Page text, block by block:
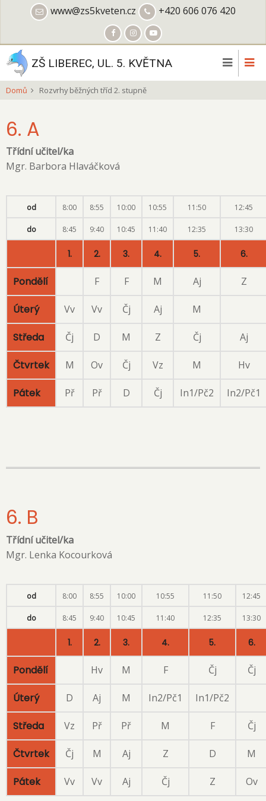
obsahu
www@zs5kveten.cz +420 606 076 420
ZŠ LIBEREC, UL. 5. KVĚTNA
Domů Rozvrhy běžných tříd 2. stupně
6. A
Třídní učitel/ka
Mgr. Barbora Hlaváčková
od 8:00 8:55 10:00 10:55 11:50 12:45
do 8:45 9:40 10:45 11:40 12:35 13:30
1. 2. 3. 4. 5. 6.
Pondělí F F M Aj Z
Úterý Vv Vv Čj Aj M
Středa Čj D M Z Čj Aj
Čtvrtek M Ov Čj Vz M Hv
Pátek Př Př D Čj In1/Pč2 In2/Pč1
6. B
Třídní učitel/ka
Mgr. Lenka Kocourková
od 8:00 8:55 10:00 10:55 11:50 12:45
do 8:45 9:40 10:45 11:40 12:35 13:30
1. 2. 3. 4. 5. 6.
Pondělí Hv M F Čj Čj
Úterý D Aj M In2/Pč1 In1/Pč2
Středa Vz Př Př M F Čj
Čtvrtek Čj M Aj Z D M
Pátek Vv Vv Aj Čj Z Ov